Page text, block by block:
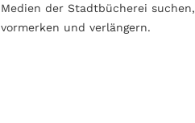
Medien der Stadtbücherei suchen,
vormerken und verlängern.